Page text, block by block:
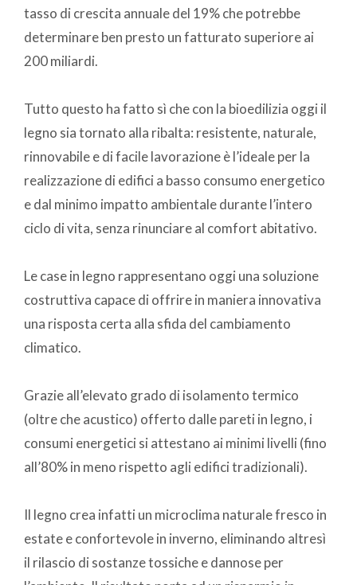
tasso di crescita annuale del 19% che potrebbe
determinare ben presto un fatturato superiore ai
200 miliardi.
Tutto questo ha fatto sì che con la bioedilizia oggi il
legno sia tornato alla ribalta: resistente, naturale,
rinnovabile e di facile lavorazione è l’ideale per la
realizzazione di edifici a basso consumo energetico
e dal minimo impatto ambientale durante l’intero
ciclo di vita, senza rinunciare al comfort abitativo.
Le case in legno rappresentano oggi una soluzione
costruttiva capace di offrire in maniera innovativa
una risposta certa alla sfida del cambiamento
climatico.
Grazie all’elevato grado di isolamento termico
(oltre che acustico) offerto dalle pareti in legno, i
consumi energetici si attestano ai minimi livelli (fino
all’80% in meno rispetto agli edifici tradizionali).
Il legno crea infatti un microclima naturale fresco in
estate e confortevole in inverno, eliminando altresì
il rilascio di sostanze tossiche e dannose per